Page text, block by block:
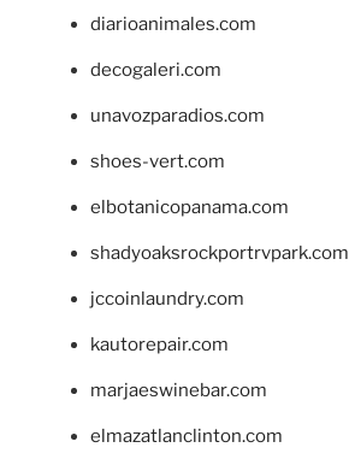
diarioanimales.com
decogaleri.com
unavozparadios.com
shoes-vert.com
elbotanicopanama.com
shadyoaksrockportrvpark.com
jccoinlaundry.com
kautorepair.com
marjaeswinebar.com
elmazatlanclinton.com